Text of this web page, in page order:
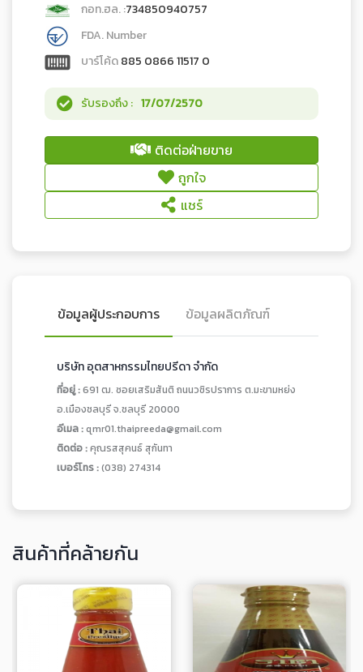
กอท.ฮล. :734850940757
FDA. Number
บาร์โค้ด885 0866 11517 0
รับรองถึง : 17/07/2570
ติดต่อฝ่ายขาย
ถูกใจ
แชร์
ข้อมูลผู้ประกอบการ ข้อมูลผลิตภัณฑ์
บริษัท อุตสาหกรรมไทยปรีดา จำกัด
ที่อยู่ :691 ฒ. ซอยเสริมสันติ ถนนวชิรปราการ ต.มะขามหย่ง
อ.เมืองชลบุรี จ.ชลบุรี 20000
อีเมล :qmr01.thaipreeda@gmail.com
ติดต่อ :คุณรสสุคนธ์ สุกันทา
เบอร์โทร :(038) 274314
สินค้าที่คล้ายกัน